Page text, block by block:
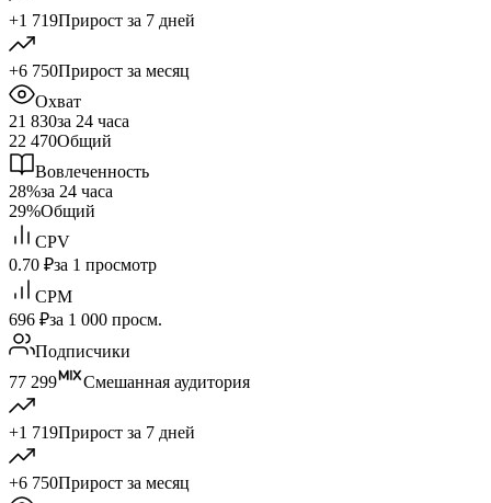
+1 719Прирост за 7 дней
+6 750Прирост за месяц
Охват
21 830за 24 часа
22 470Общий
Вовлеченность
28%за 24 часа
29%Общий
CPV
0.70 ₽за 1 просмотр
CPM
696 ₽за 1 000 просм.
Подписчики
77 299
Смешанная аудитория
+1 719Прирост за 7 дней
+6 750Прирост за месяц